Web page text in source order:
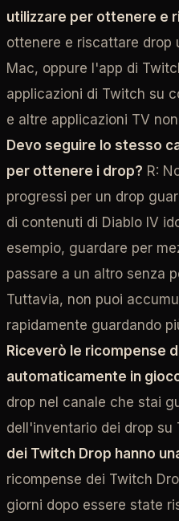
utilizzare per ottenere e
ottenere e riscattare drop
Mac, oppure l'app di
applicazioni di Twitch su
e altre applicazioni TV
Devo seguire lo stesso
per ottenere i drop? R:
progressi per un drop
di contenuti di Diablo IV
esempio, guardare per
passare a un altro senza
Tuttavia, non puoi
rapidamente guardando
Riceverò le ricompense
automaticamente in
drop nel canale che stai
dell'inventario dei drop su
dei Twitch Drop hanno
ricompense dei Twitch
giorni dopo essere state